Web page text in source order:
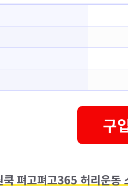
구
쿡 펴고펴고365 허리운동